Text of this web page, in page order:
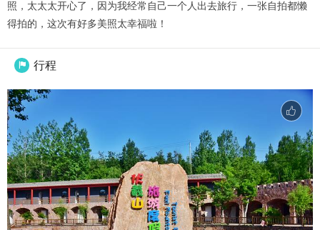
照，太太太开心了，因为我经常自己一个人出去旅行，一张自拍都懒
得拍的，这次有好多美照太幸福啦！
 行程